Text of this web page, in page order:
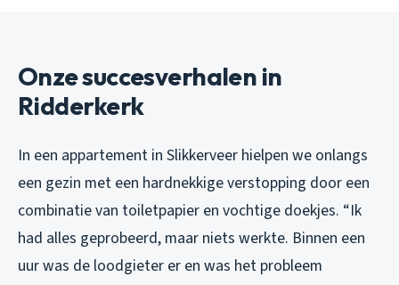
Onze succesverhalen in
Ridderkerk
In een appartement in Slikkerveer hielpen we onlangs
een gezin met een hardnekkige verstopping door een
combinatie van toiletpapier en vochtige doekjes. “Ik
had alles geprobeerd, maar niets werkte. Binnen een
uur was de loodgieter er en was het probleem